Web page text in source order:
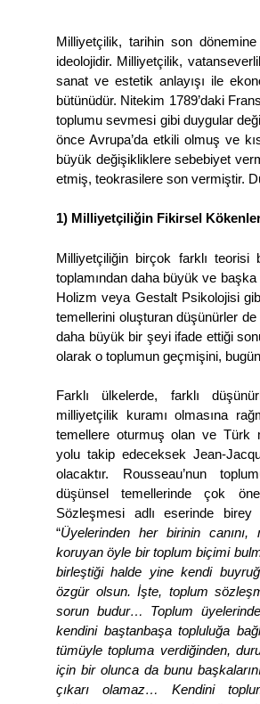
Milliyetçilik, tarihin son
ideolojidir. Milliyetçilik,
sanat ve estetik anlayışı ile
bütünüdür. Nitekim 1789’daki
toplumu sevmesi gibi duygular
önce Avrupa’da etkili olmuş ve
büyük değişikliklere sebebiyet
etmiş, teokrasilere son vermiştir.
1) Milliyetçiliğin Fikirsel
Milliyetçiliğin birçok farklı teorisi
toplamından daha büyük ve
Holizm veya Gestalt Psikolojisi
temellerini oluşturan düşünürler
daha büyük bir şeyi ifade ettiği
olarak o toplumun geçmişini,
Farklı ülkelerde, farklı
milliyetçilik kuramı olmasına
temellere oturmuş olan ve Türk
yolu takip edeceksek Jean-
olacaktır. Rousseau’nun
düşünsel temellerinde çok
Sözleşmesi adlı eserinde
“Üyelerinden her birinin
koruyan öyle bir toplum biçimi
birleştiği halde yine kendi
özgür olsun. İşte, toplum
sorun budur… Toplum
kendini baştanbaşa topluluğa
tümüyle topluma verdiğinden,
için bir olunca da bunu
çıkarı olamaz… Kendini